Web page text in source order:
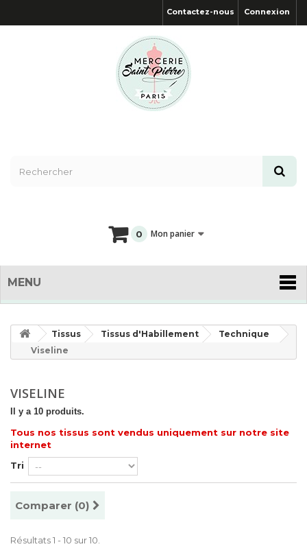
Connexion
Contactez-nous
0 Mon panier
MENU
Tissus Tissus d'Habillement
Technique
Viseline
VISELINE
Il y a 10 produits.
Tous nos tissus sont vendus uniquement sur notre site
internet
Tri
Comparer (0)
Résultats 1 - 10 sur 10.